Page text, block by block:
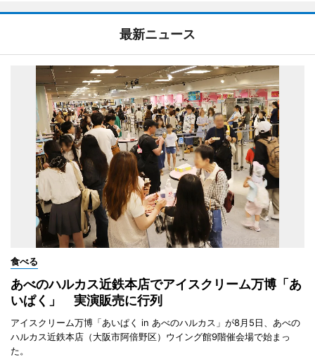
最新ニュース
食べる
あべのハルカス近鉄本店でアイスクリーム万博「あ
いぱく」 実演販売に行列
アイスクリーム万博「あいぱく in あべのハルカス」が8月5日、あべの
ハルカス近鉄本店（大阪市阿倍野区）ウイング館9階催会場で始まっ
た。